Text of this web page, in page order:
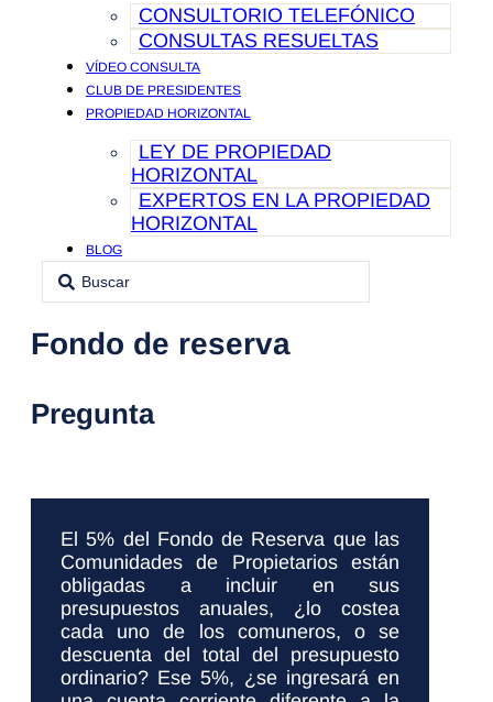
CONSULTORIO TELEFÓNICO
CONSULTAS RESUELTAS
VÍDEO CONSULTA
CLUB DE PRESIDENTES
PROPIEDAD HORIZONTAL
LEY DE PROPIEDAD
HORIZONTAL
EXPERTOS EN LA PROPIEDAD
HORIZONTAL
BLOG
CONTACTO
Search
Fondo de reserva
Pregunta
El 5% del Fondo de Reserva que las
Comunidades de Propietarios están
obligadas a incluir en sus
presupuestos anuales, ¿lo costea
cada uno de los comuneros, o se
descuenta del total del presupuesto
ordinario? Ese 5%, ¿se ingresará en